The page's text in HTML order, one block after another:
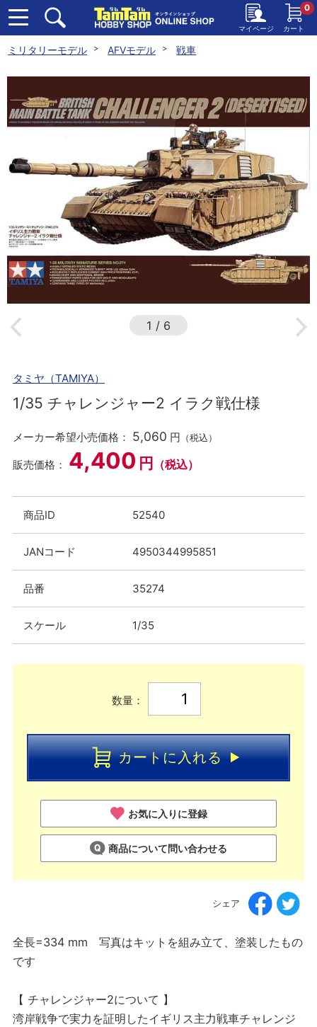
マイページ カート
0
ミリタリーモデル AFVモデル 戦車
1 / 6
タミヤ（TAMIYA）
1/35 チャレンジャー2 イラク戦仕様
メーカー希望小売価格： 5,060 円 （税込）
販売価格： 4,400 円 （税込）
商品ID 52540
JANコード 4950344995851
品番 35274
スケール 1/35
数量：
カートに入れる
お気に入りに登録
商品について問い合わせる
シェア
全長=334 mm 写真はキットを組み立て、塗装したもの
です
【 チャレンジャー2について 】
湾岸戦争で実力を証明したイギリス主力戦車チャレンジ